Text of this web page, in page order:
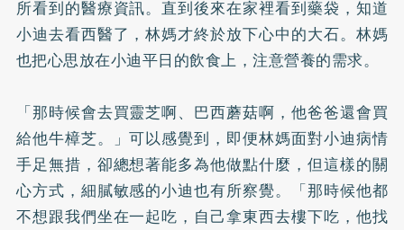
所看到的醫療資訊。直到後來在家裡看到藥袋，知道
小迪去看西醫了，林媽才終於放下心中的大石。林媽
也把心思放在小迪平日的飲食上，注意營養的需求。
「那時候會去買靈芝啊、巴西蘑菇啊，他爸爸還會買
給他牛樟芝。」可以感覺到，即便林媽面對小迪病情
手足無措，卻總想著能多為他做點什麼，但這樣的關
心方式，細膩敏感的小迪也有所察覺。「那時候他都
不想跟我們坐在一起吃，自己拿東西去樓下吃，他找